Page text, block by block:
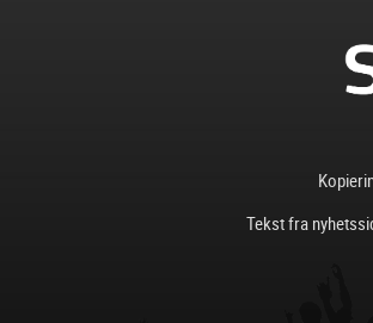
Tekst fra